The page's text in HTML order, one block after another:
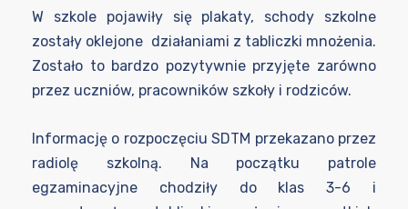
W szkole pojawiły się plakaty, schody szkolne
zostały oklejone działaniami z tabliczki mnożenia.
Zostało to bardzo pozytywnie przyjęte zarówno
przez uczniów, pracowników szkoły i rodziców.
Informację o rozpoczęciu SDTM przekazano przez
radiolę szkolną. Na początku patrole
egzaminacyjne chodziły do klas 3-6 i